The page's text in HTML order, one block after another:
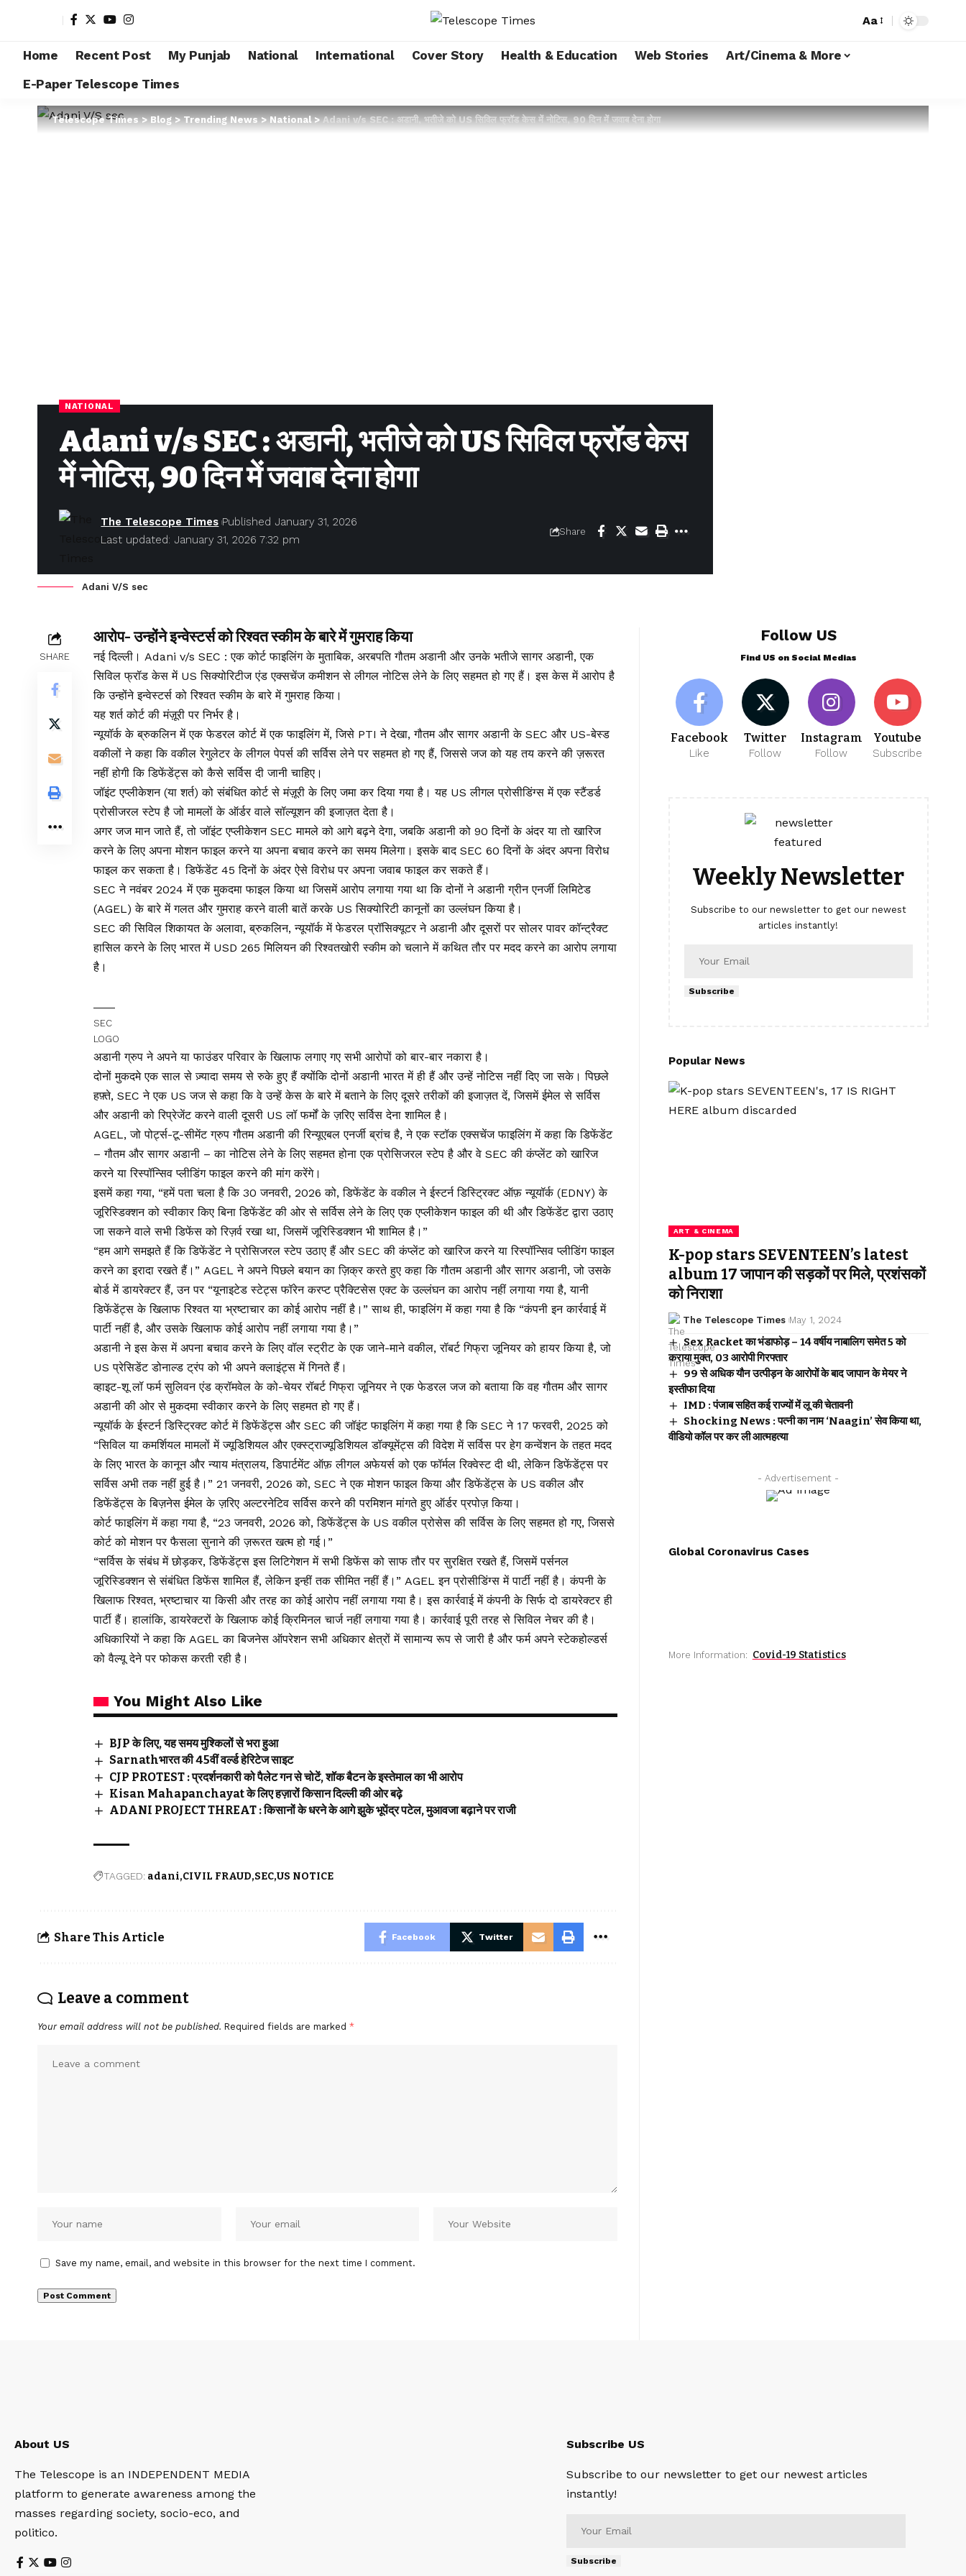
Aa
Home Recent Post My Punjab National International Cover Story Health & Education Web Stories
Art/Cinema & More
E-Paper Telescope Times
Telescope Times>Blog>Trending News>National>Adani v/s SEC : अडानी, भतीजे को US सिविल फ्रॉड केस में नोटिस, 90 दिन में जवाब देना होगा
NATIONAL
Adani v/s SEC : अडानी, भतीजे को US सिविल फ्रॉड केस
में नोटिस, 90 दिन में जवाब देना होगा
Last updated: January 31, 2026 7:32 pm
The Telescope Times Published January 31, 2026
Share
Adani V/S sec
SHARE
आरोप- उन्होंने इन्वेस्टर्स को रिश्वत स्कीम के बारे में गुमराह किया
नई दिल्ली। Adani v/s SEC : एक कोर्ट फाइलिंग के मुताबिक, अरबपति गौतम अडानी और उनके भतीजे सागर अडानी, एक
सिविल फ्रॉड केस में US सिक्योरिटीज एंड एक्सचेंज कमीशन से लीगल नोटिस लेने के लिए सहमत हो गए हैं। इस केस में आरोप है
कि उन्होंने इन्वेस्टर्स को रिश्वत स्कीम के बारे में गुमराह किया।
यह शर्त कोर्ट की मंज़ूरी पर निर्भर है।
न्यूयॉर्क के ब्रुकलिन में एक फेडरल कोर्ट में एक फाइलिंग में, जिसे PTI ने देखा, गौतम और सागर अडानी के SEC और US-बेस्ड
वकीलों ने कहा कि वकील रेगुलेटर के लीगल पेपर्स की सर्विस लेने पर सहमत हो गए हैं, जिससे जज को यह तय करने की ज़रूरत
नहीं होगी कि डिफेंडेंट्स को कैसे सर्विस दी जानी चाहिए।
जॉइंट एप्लीकेशन (या शर्त) को संबंधित कोर्ट से मंज़ूरी के लिए जमा कर दिया गया है। यह US लीगल प्रोसीडिंग्स में एक स्टैंडर्ड
प्रोसीजरल स्टेप है जो मामलों के ऑर्डर वाले सॉल्यूशन की इजाज़त देता है।
अगर जज मान जाते हैं, तो जॉइंट एप्लीकेशन SEC मामले को आगे बढ़ने देगा, जबकि अडानी को 90 दिनों के अंदर या तो खारिज
करने के लिए अपना मोशन फाइल करने या अपना बचाव करने का समय मिलेगा। इसके बाद SEC 60 दिनों के अंदर अपना विरोध
फाइल कर सकता है। डिफेंडेंट 45 दिनों के अंदर ऐसे विरोध पर अपना जवाब फाइल कर सकते हैं।
SEC ने नवंबर 2024 में एक मुकदमा फाइल किया था जिसमें आरोप लगाया गया था कि दोनों ने अडानी ग्रीन एनर्जी लिमिटेड
(AGEL) के बारे में गलत और गुमराह करने वाली बातें करके US सिक्योरिटी कानूनों का उल्लंघन किया है।
SEC की सिविल शिकायत के अलावा, ब्रुकलिन, न्यूयॉर्क में फेडरल प्रॉसिक्यूटर ने अडानी और दूसरों पर सोलर पावर कॉन्ट्रैक्ट
हासिल करने के लिए भारत में USD 265 मिलियन की रिश्वतखोरी स्कीम को चलाने में कथित तौर पर मदद करने का आरोप लगाया
है।
SEC
LOGO
अडानी ग्रुप ने अपने या फाउंडर परिवार के खिलाफ लगाए गए सभी आरोपों को बार-बार नकारा है।
दोनों मुकदमे एक साल से ज़्यादा समय से रुके हुए हैं क्योंकि दोनों अडानी भारत में ही हैं और उन्हें नोटिस नहीं दिए जा सके। पिछले
हफ़्ते, SEC ने एक US जज से कहा कि वे उन्हें केस के बारे में बताने के लिए दूसरे तरीकों की इजाज़त दें, जिसमें ईमेल से सर्विस
और अडानी को रिप्रेजेंट करने वाली दूसरी US लॉ फर्मों के ज़रिए सर्विस देना शामिल है।
AGEL, जो पोर्ट्स-टू-सीमेंट ग्रुप गौतम अडानी की रिन्यूएबल एनर्जी ब्रांच है, ने एक स्टॉक एक्सचेंज फाइलिंग में कहा कि डिफेंडेंट
– गौतम और सागर अडानी – का नोटिस लेने के लिए सहमत होना एक प्रोसिजरल स्टेप है और वे SEC की कंप्लेंट को खारिज
करने या रिस्पॉन्सिव प्लीडिंग फाइल करने की मांग करेंगे।
इसमें कहा गया, “हमें पता चला है कि 30 जनवरी, 2026 को, डिफेंडेंट के वकील ने ईस्टर्न डिस्ट्रिक्ट ऑफ़ न्यूयॉर्क (EDNY) के
जूरिस्डिक्शन को स्वीकार किए बिना डिफेंडेंट की ओर से सर्विस लेने के लिए एक एप्लीकेशन फाइल की थी और डिफेंडेंट द्वारा उठाए
जा सकने वाले सभी डिफेंस को रिज़र्व रखा था, जिसमें जूरिस्डिक्शन भी शामिल है।”
“हम आगे समझते हैं कि डिफेंडेंट ने प्रोसिजरल स्टेप उठाए हैं और SEC की कंप्लेंट को खारिज करने या रिस्पॉन्सिव प्लीडिंग फाइल
करने का इरादा रखते हैं।” AGEL ने अपने पिछले बयान का ज़िक्र करते हुए कहा कि गौतम अडानी और सागर अडानी, जो उसके
बोर्ड में डायरेक्टर हैं, उन पर “यूनाइटेड स्टेट्स फॉरेन करप्ट प्रैक्टिसेस एक्ट के उल्लंघन का आरोप नहीं लगाया गया है, यानी
डिफेंडेंट्स के खिलाफ रिश्वत या भ्रष्टाचार का कोई आरोप नहीं है।” साथ ही, फाइलिंग में कहा गया है कि “कंपनी इन कार्रवाई में
पार्टी नहीं है, और उसके खिलाफ कोई आरोप नहीं लगाया गया है।”
अडानी ने इस केस में अपना बचाव करने के लिए वॉल स्ट्रीट के एक जाने-माने वकील, रॉबर्ट गिफ्रा जूनियर को हायर किया है, जो
US प्रेसिडेंट डोनाल्ड ट्रंप को भी अपने क्लाइंट्स में गिनते हैं।
व्हाइट-शू लॉ फर्म सुलिवन एंड क्रॉमवेल के को-चेयर रॉबर्ट गिफ्रा जूनियर ने एक फेडरल जज को बताया कि वह गौतम और सागर
अडानी की ओर से मुकदमा स्वीकार करने के लिए सहमत हो गए हैं।
न्यूयॉर्क के ईस्टर्न डिस्ट्रिक्ट कोर्ट में डिफेंडेंट्स और SEC की जॉइंट फाइलिंग में कहा गया है कि SEC ने 17 फरवरी, 2025 को
“सिविल या कमर्शियल मामलों में ज्यूडिशियल और एक्स्ट्राज्यूडिशियल डॉक्यूमेंट्स की विदेश में सर्विस पर हेग कन्वेंशन के तहत मदद
के लिए भारत के कानून और न्याय मंत्रालय, डिपार्टमेंट ऑफ़ लीगल अफेयर्स को एक फॉर्मल रिक्वेस्ट दी थी, लेकिन डिफेंडेंट्स पर
सर्विस अभी तक नहीं हुई है।” 21 जनवरी, 2026 को, SEC ने एक मोशन फाइल किया और डिफेंडेंट्स के US वकील और
डिफेंडेंट्स के बिज़नेस ईमेल के ज़रिए अल्टरनेटिव सर्विस करने की परमिशन मांगते हुए ऑर्डर प्रपोज़ किया।
कोर्ट फाइलिंग में कहा गया है, “23 जनवरी, 2026 को, डिफेंडेंट्स के US वकील प्रोसेस की सर्विस के लिए सहमत हो गए, जिससे
कोर्ट को मोशन पर फैसला सुनाने की ज़रूरत खत्म हो गई।”
“सर्विस के संबंध में छोड़कर, डिफेंडेंट्स इस लिटिगेशन में सभी डिफेंस को साफ तौर पर सुरक्षित रखते हैं, जिसमें पर्सनल
जूरिस्डिक्शन से संबंधित डिफेंस शामिल हैं, लेकिन इन्हीं तक सीमित नहीं हैं।” AGEL इन प्रोसीडिंग्स में पार्टी नहीं है। कंपनी के
खिलाफ रिश्वत, भ्रष्टाचार या किसी और तरह का कोई आरोप नहीं लगाया गया है। इस कार्रवाई में कंपनी के सिर्फ दो डायरेक्टर ही
पार्टी हैं। हालांकि, डायरेक्टरों के खिलाफ कोई क्रिमिनल चार्ज नहीं लगाया गया है। कार्रवाई पूरी तरह से सिविल नेचर की है।
अधिकारियों ने कहा कि AGEL का बिजनेस ऑपरेशन सभी अधिकार क्षेत्रों में सामान्य रूप से जारी है और फर्म अपने स्टेकहोल्डर्स
को वैल्यू देने पर फोकस करती रही है।
You Might Also Like
BJP के लिए, यह समय मुश्किलों से भरा हुआ
Sarnathभारत की 45वीं वर्ल्ड हेरिटेज साइट
CJP PROTEST : प्रदर्शनकारी को पैलेट गन से चोटें, शॉक बैटन के इस्तेमाल का भी आरोप
Kisan Mahapanchayat के लिए हज़ारों किसान दिल्ली की ओर बढ़े
ADANI PROJECT THREAT : किसानों के धरने के आगे झुके भूपेंद्र पटेल, मुआवजा बढ़ाने पर राजी
TAGGED: adani CIVIL FRAUD SEC US NOTICE
Share This Article Facebook Twitter
Leave a comment
Your email address will not be published. Required fields are marked *
Save my name, email, and website in this browser for the next time I comment.
Follow US
Find US on Social Medias
Facebook
Like
Twitter
Follow
Instagram
Follow
Youtube
Subscribe
Weekly Newsletter
Subscribe to our newsletter to get our newest
articles instantly!
Subscribe
Popular News
ART & CINEMA
K-pop stars SEVENTEEN’s latest
album 17 जापान की सड़कों पर मिले, प्रशंसकों
को निराशा
The Telescope Times May 1, 2024
Sex Racket का भंडाफोड़ – 14 वर्षीय नाबालिग समेत 5 को
कराया मुक्त, 03 आरोपी गिरफ्तार
99 से अधिक यौन उत्पीड़न के आरोपों के बाद जापान के मेयर ने
इस्तीफा दिया
IMD : पंजाब सहित कई राज्यों में लू की चेतावनी
Shocking News : पत्नी का नाम ‘Naagin’ सेव किया था,
वीडियो कॉल पर कर ली आत्महत्या
- Advertisement -
Global Coronavirus Cases
More Information: Covid-19 Statistics
About US
The Telescope is an INDEPENDENT MEDIA
platform to generate awareness among the
masses regarding society, socio-eco, and
politico.
Subscribe US
Subscribe to our newsletter to get our newest articles
instantly!
Subscribe